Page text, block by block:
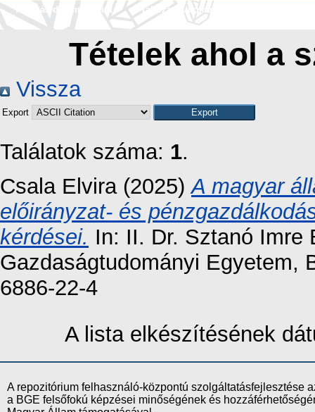
Tallózás dátum szerint
Tallózás tudományterület szerint
Tételek ahol a
Vissza
Export
Találatok száma: 1.
Csala Elvira(2025)A magyar
előirányzat- és
kérdései. In: II. Dr. Sztanó Imre
Gazdaságtudományi Egyetem,
6886-22-4
A lista elkészítésének
A repozitórium felhasználó-központú szolgáltatásfejlesztése
a BGE felsőfokú képzései minőségének és